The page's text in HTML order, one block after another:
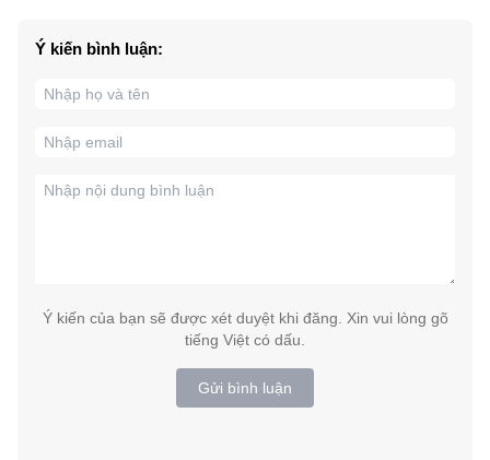
Ý kiến bình luận:
Ý kiến của bạn sẽ được xét duyệt khi đăng. Xin vui lòng gõ
tiếng Việt có dấu.
Gửi bình luận